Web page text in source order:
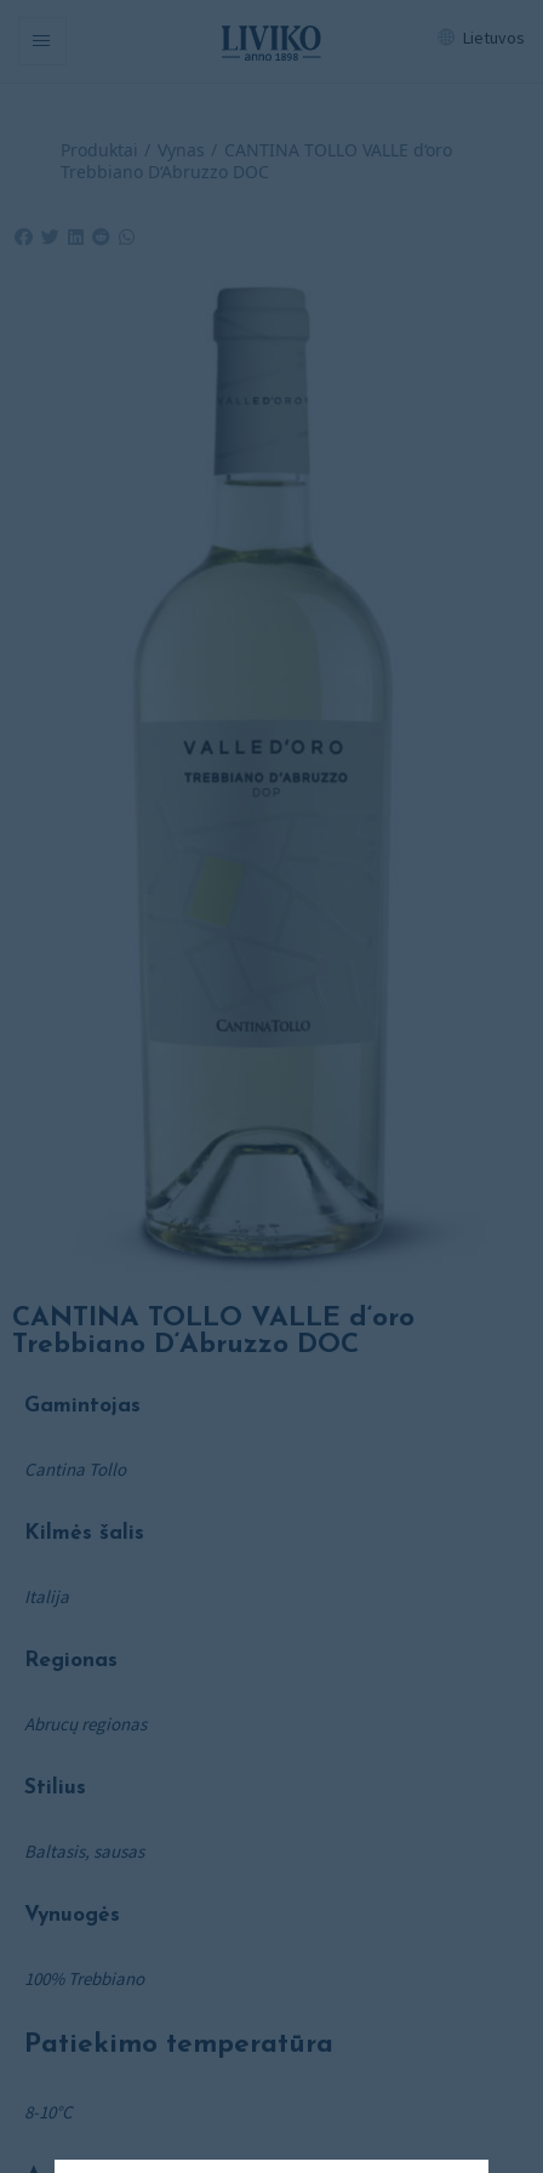
Lietuvos
Produktai Vynas
CANTINA TOLLO VALLE d‘oro
Trebbiano D‘Abruzzo DOC
CANTINA TOLLO VALLE d‘oro
Trebbiano D‘Abruzzo DOC
Gamintojas
Cantina Tollo
Kilmės šalis
Italija
Regionas
Abrucų regionas
Stilius
Baltasis, sausas
Vynuogės
100% Trebbiano
Patiekimo temperatūra
8-10°C